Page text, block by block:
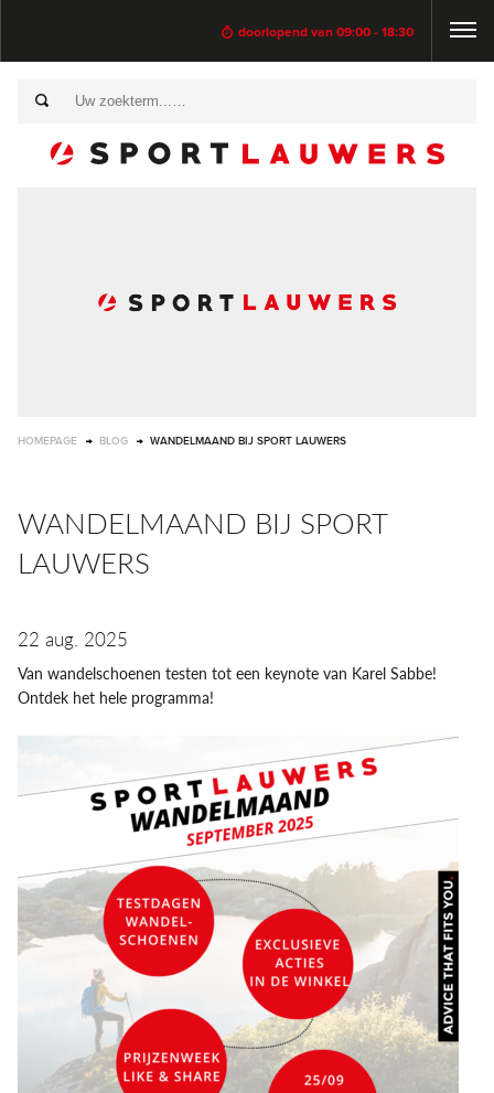
doorlopend van 09:00 - 18:30
HOMEPAGE BLOG WANDELMAAND BIJ SPORT LAUWERS
WANDELMAAND BIJ SPORT
LAUWERS
22 aug. 2025
Van wandelschoenen testen tot een keynote van Karel Sabbe!
Ontdek het hele programma!